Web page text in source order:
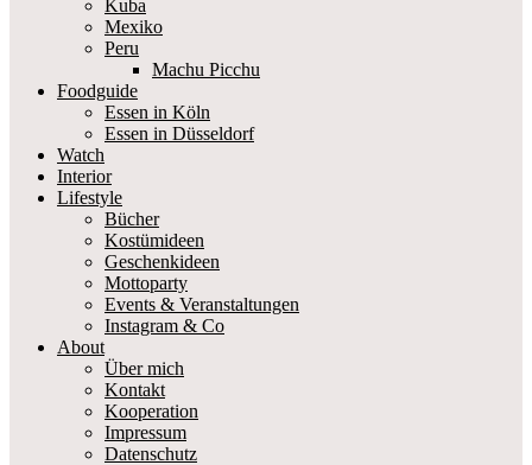
Kuba
Mexiko
Peru
Machu Picchu
Foodguide
Essen in Köln
Essen in Düsseldorf
Watch
Interior
Lifestyle
Bücher
Kostümideen
Geschenkideen
Mottoparty
Events & Veranstaltungen
Instagram & Co
About
Über mich
Kontakt
Kooperation
Impressum
Datenschutz